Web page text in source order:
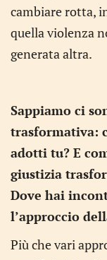
cambiare rotta,
quella violenza
generata altra.
Sappiamo ci
trasformativa:
adotti tu? E
giustizia
Dove hai
l’approccio
Più che vari